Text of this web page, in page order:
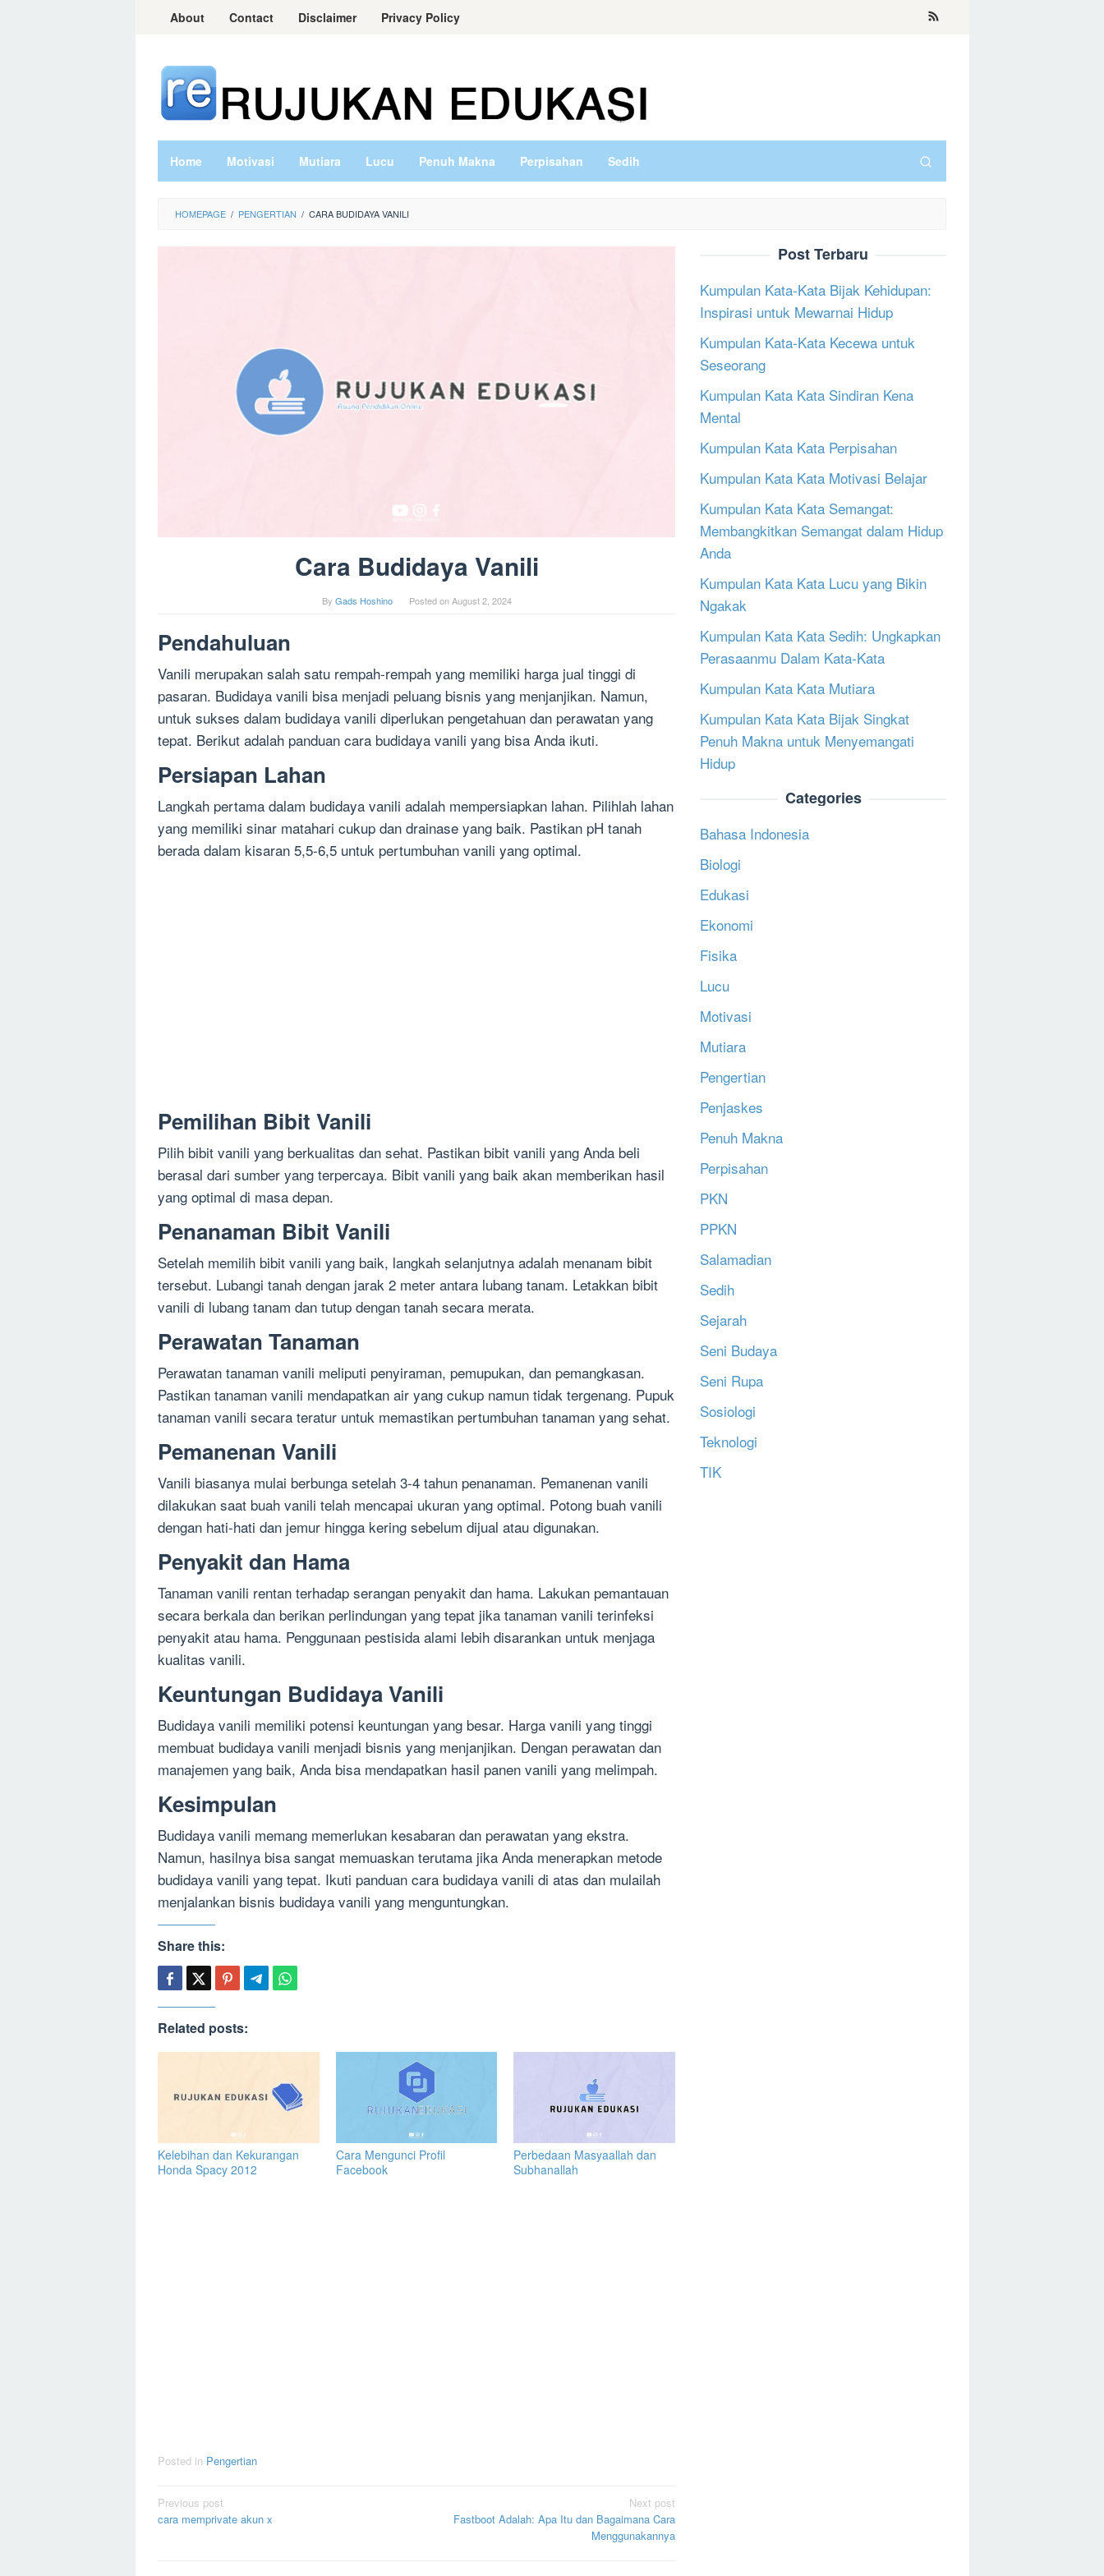
About Contact Disclaimer Privacy Policy
Home Motivasi Mutiara Lucu Penuh Makna Perpisahan Sedih
HOMEPAGE / PENGERTIAN / CARA BUDIDAYA VANILI
Cara Budidaya Vanili
By Gads Hoshino Posted onAugust 2, 2024
Pendahuluan
Vanili merupakan salah satu rempah-rempah yang memiliki harga jual tinggi di
pasaran. Budidaya vanili bisa menjadi peluang bisnis yang menjanjikan. Namun,
untuk sukses dalam budidaya vanili diperlukan pengetahuan dan perawatan yang
tepat. Berikut adalah panduan cara budidaya vanili yang bisa Anda ikuti.
Persiapan Lahan
Langkah pertama dalam budidaya vanili adalah mempersiapkan lahan. Pilihlah lahan
yang memiliki sinar matahari cukup dan drainase yang baik. Pastikan pH tanah
berada dalam kisaran 5,5-6,5 untuk pertumbuhan vanili yang optimal.
Pemilihan Bibit Vanili
Pilih bibit vanili yang berkualitas dan sehat. Pastikan bibit vanili yang Anda beli
berasal dari sumber yang terpercaya. Bibit vanili yang baik akan memberikan hasil
yang optimal di masa depan.
Penanaman Bibit Vanili
Setelah memilih bibit vanili yang baik, langkah selanjutnya adalah menanam bibit
tersebut. Lubangi tanah dengan jarak 2 meter antara lubang tanam. Letakkan bibit
vanili di lubang tanam dan tutup dengan tanah secara merata.
Perawatan Tanaman
Perawatan tanaman vanili meliputi penyiraman, pemupukan, dan pemangkasan.
Pastikan tanaman vanili mendapatkan air yang cukup namun tidak tergenang. Pupuk
tanaman vanili secara teratur untuk memastikan pertumbuhan tanaman yang sehat.
Pemanenan Vanili
Vanili biasanya mulai berbunga setelah 3-4 tahun penanaman. Pemanenan vanili
dilakukan saat buah vanili telah mencapai ukuran yang optimal. Potong buah vanili
dengan hati-hati dan jemur hingga kering sebelum dijual atau digunakan.
Penyakit dan Hama
Tanaman vanili rentan terhadap serangan penyakit dan hama. Lakukan pemantauan
secara berkala dan berikan perlindungan yang tepat jika tanaman vanili terinfeksi
penyakit atau hama. Penggunaan pestisida alami lebih disarankan untuk menjaga
kualitas vanili.
Keuntungan Budidaya Vanili
Budidaya vanili memiliki potensi keuntungan yang besar. Harga vanili yang tinggi
membuat budidaya vanili menjadi bisnis yang menjanjikan. Dengan perawatan dan
manajemen yang baik, Anda bisa mendapatkan hasil panen vanili yang melimpah.
Kesimpulan
Budidaya vanili memang memerlukan kesabaran dan perawatan yang ekstra.
Namun, hasilnya bisa sangat memuaskan terutama jika Anda menerapkan metode
budidaya vanili yang tepat. Ikuti panduan cara budidaya vanili di atas dan mulailah
menjalankan bisnis budidaya vanili yang menguntungkan.
Share this:
Related posts:
Kelebihan dan Kekurangan
Honda Spacy 2012
Cara Mengunci Profil
Facebook
Perbedaan Masyaallah dan
Subhanallah
Posted in Pengertian
Post
navigation
Previous post
cara memprivate akun x
Next post
Fastboot Adalah: Apa Itu dan Bagaimana Cara
Menggunakannya
Post Terbaru
Kumpulan Kata-Kata Bijak Kehidupan:
Inspirasi untuk Mewarnai Hidup
Kumpulan Kata-Kata Kecewa untuk
Seseorang
Kumpulan Kata Kata Sindiran Kena
Mental
Kumpulan Kata Kata Perpisahan
Kumpulan Kata Kata Motivasi Belajar
Kumpulan Kata Kata Semangat:
Membangkitkan Semangat dalam Hidup
Anda
Kumpulan Kata Kata Lucu yang Bikin
Ngakak
Kumpulan Kata Kata Sedih: Ungkapkan
Perasaanmu Dalam Kata-Kata
Kumpulan Kata Kata Mutiara
Kumpulan Kata Kata Bijak Singkat
Penuh Makna untuk Menyemangati
Hidup
Categories
Bahasa Indonesia
Biologi
Edukasi
Ekonomi
Fisika
Lucu
Motivasi
Mutiara
Pengertian
Penjaskes
Penuh Makna
Perpisahan
PKN
PPKN
Salamadian
Sedih
Sejarah
Seni Budaya
Seni Rupa
Sosiologi
Teknologi
TIK